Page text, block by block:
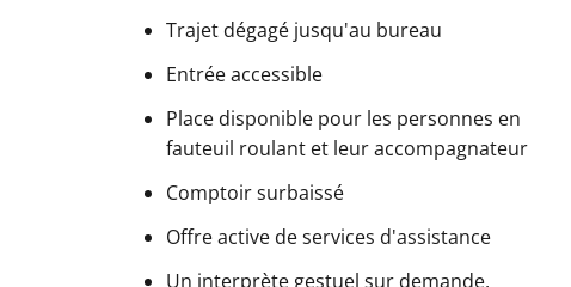
Trajet dégagé jusqu'au bureau
Entrée accessible
Place disponible pour les personnes en
fauteuil roulant et leur accompagnateur
Comptoir surbaissé
Offre active de services d'assistance
Un interprète gestuel sur demande,